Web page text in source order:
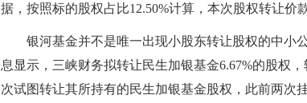
据，按照标的股权占比12.50%计算，本次股权转让价
银河基金并不是唯一出现小股东转让股权的中小
息显示，三峡财务拟转让民生加银基金6.67%的股权
次试图转让其所持有的民生加银基金股权，此前两次